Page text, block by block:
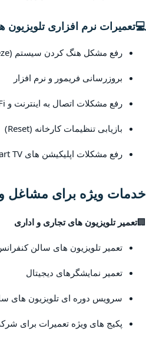
💻تعمیرات نرم افزاری
رفع مشکل هنگ کردن سیستم (Freeze)
بروزرسانی فریمور و نرم افزار
رفع مشکلات اتصال به اینترنت و WiFi
بازیابی تنظیمات کارخانه (Reset)
رفع مشکلات اپلیکیشن های Smart TV
خدمات ویژه برای مشاغل
🏢تعمیر تلویزیون های تجاری و اداری
تعمیر تلویزیون های سالن
تعمیر نمایشگرهای دیجیتال
سرویس دوره ای تلویزیون های
پکیج های ویژه تعمیرات برای